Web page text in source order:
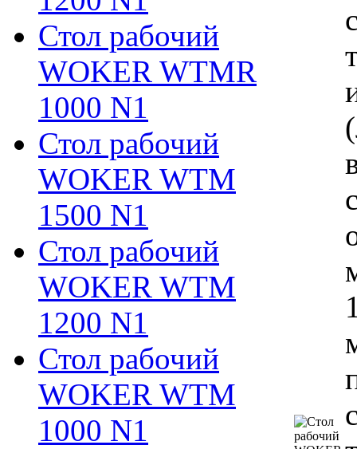
Стол рабочий
WOKER WTMR
1000 N1
Стол рабочий
WOKER WTM
1500 N1
Стол рабочий
WOKER WTM
1200 N1
Стол рабочий
WOKER WTM
1000 N1